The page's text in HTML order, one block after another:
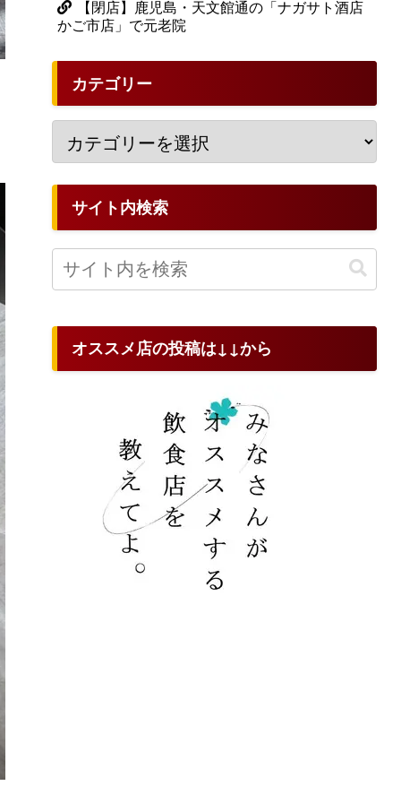
【閉店】鹿児島・天文館通の「ナガサト酒店
かご市店」で元老院
カテゴリー
サイト内検索
オススメ店の投稿は↓↓から